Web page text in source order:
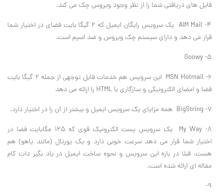
فایل های دریافتی شما را از نظر وجود ویروس چک می کند.
۴- AIM Mail یک سرویس رایگان ایمیل که ۲ گیگا بایت فضای در اختیار شما
قرار می دهد و دارای سیستم چک ویروس و ضد اسپم است.
۵- Goowy
6- MSN Hotmail این سرویس هم خدمات قابل توجهی از جمله ۲ گیگا بایت
فضا و امضای الکترونیکی و سازگاری با HTML را ارائه می دهد
۷- BigString همه مزایای یک سرویس ایمیل و بیشتر از آن را در اختیار دارد.
۸- My Way یک سرویس پست الکترونیک قوی که ۱۲۵ مگابایت فضا در
اختیار شما قرار می دهد سرعت خوبی دارد و یک پورتال (مانند یاهو) هم
هست. قبلا در باره این سرویس و نحوه ساخت ایمیل در یاد بگیر دات کام
مقاله ای ارائه شده است.
۹-